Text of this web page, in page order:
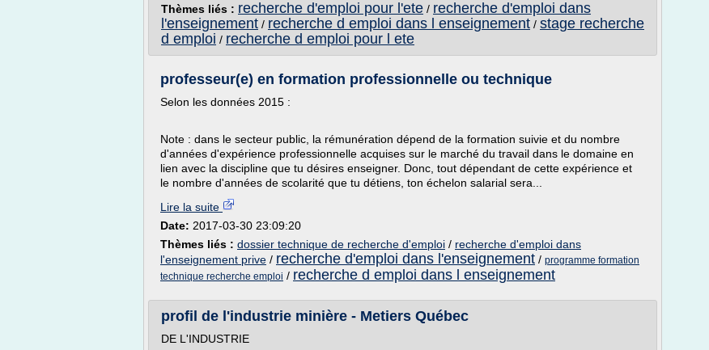
Thèmes liés : recherche d'emploi pour l'ete / recherche d'emploi dans
l'enseignement / recherche d emploi dans l enseignement / stage recherche
d emploi / recherche d emploi pour l ete
professeur(e) en formation professionnelle ou technique
Selon les données 2015 :
Note : dans le secteur public, la rémunération dépend de la formation suivie et du nombre
d'années d'expérience professionnelle acquises sur le marché du travail dans le domaine en
lien avec la discipline que tu désires enseigner. Donc, tout dépendant de cette expérience et
le nombre d'années de scolarité que tu détiens, ton échelon salarial sera...
Lire la suite
Date: 2017-03-30 23:09:20
Thèmes liés : dossier technique de recherche d'emploi / recherche d'emploi dans
l'enseignement prive / recherche d'emploi dans l'enseignement / programme formation
technique recherche emploi / recherche d emploi dans l enseignement
profil de l'industrie minière - Metiers Québec
DE L'INDUSTRIE